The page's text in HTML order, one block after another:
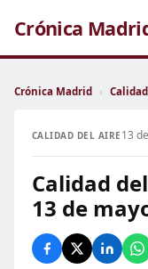
Crónica
Crónica Madrid ›
CALIDAD DEL AIRE 13
Calidad
13 de